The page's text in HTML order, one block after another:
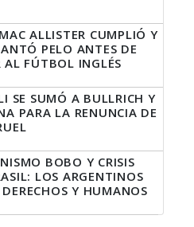
ALLISTER CUMPLIÓ Y
PELO ANTES DE
AL FÚTBOL INGLÉS
SE SUMÓ A BULLRICH Y
PARA LA RENUNCIA DE
BOBO Y CRISIS
LOS ARGENTINOS
Y HUMANOS